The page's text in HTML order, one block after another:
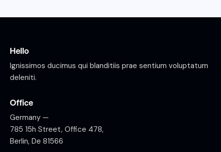
Hello
Ignissimos ducimus qui blanditiis prae sentium voluptatum
deleniti.
Office
Germany —
785 15h Street, Office 478,
Berlin, De 81566